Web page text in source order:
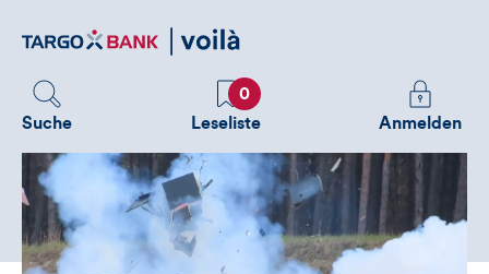
zum
Suche
Favoriten
0
Leseliste
Melden
Sie
an
um
zusätzliche
Anmelden